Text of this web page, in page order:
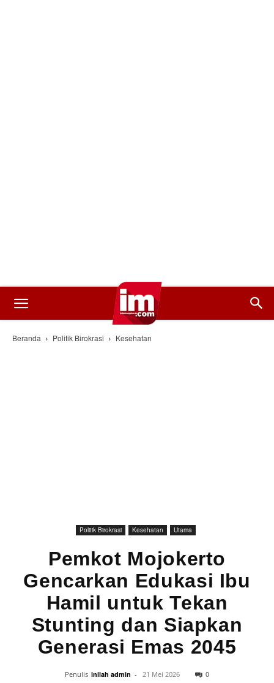
Beranda Politik Birokrasi Kesehatan
Politik Birokrasi Kesehatan Utama
Pemkot Mojokerto
Gencarkan Edukasi Ibu
Hamil untuk Tekan
Stunting dan Siapkan
Generasi Emas 2045
Penulis inilah admin - 21 Mei 2026 0